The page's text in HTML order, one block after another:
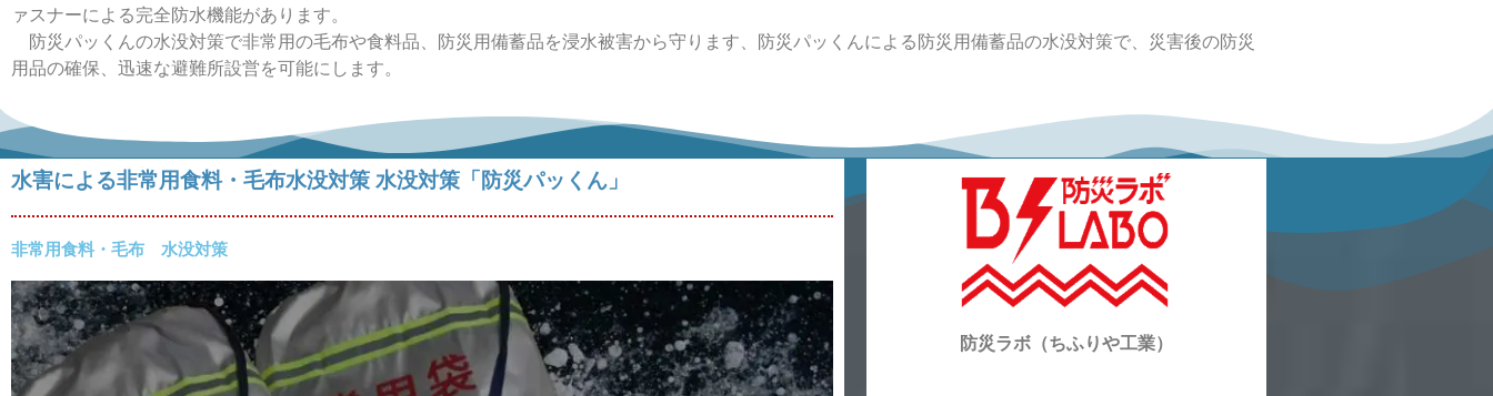
ァスナーによる完全防水機能があります。
防災パッくんの水没対策で非常用の毛布や食料品、防災用備蓄品を浸水被害から守ります、防災パッくんによる防災用備蓄品の水没対策で、災害後の防災
用品の確保、迅速な避難所設営を可能にします。
水害による非常用食料・毛布水没対策 水没対策「防災パッくん」
非常用食料・毛布 水没対策
防災ラボ（ちふりや工業）